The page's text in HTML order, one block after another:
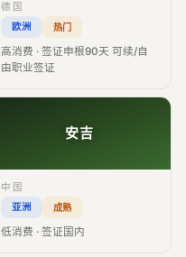
德国
欧洲
热门
高消费 · 签证申根90天 可续/自
由职业签证
安吉
中国
亚洲
成熟
低消费 · 签证国内